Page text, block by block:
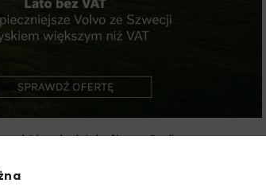
których działa firma. Budimex
chipów (przyp. do 2004 roku). Później
należała do mniejszych krajowych